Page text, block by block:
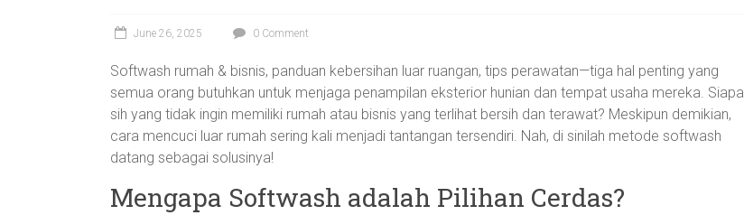
June 26, 2025 0 Comment
Softwash rumah & bisnis, panduan kebersihan luar ruangan, tips perawatan—tiga hal penting yang
semua orang butuhkan untuk menjaga penampilan eksterior hunian dan tempat usaha mereka. Siapa
sih yang tidak ingin memiliki rumah atau bisnis yang terlihat bersih dan terawat? Meskipun demikian,
cara mencuci luar rumah sering kali menjadi tantangan tersendiri. Nah, di sinilah metode softwash
datang sebagai solusinya!
Mengapa Softwash adalah Pilihan Cerdas?